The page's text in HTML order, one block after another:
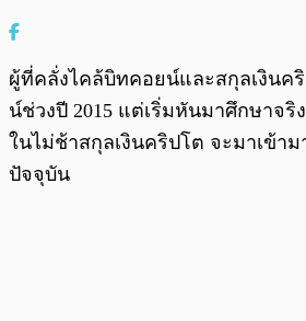
ผู้ที่คลั่งไคล้บิทคอยน์และสกุลเงินค
น์ช่วงปี 2015 แต่เริ่มหันมาศึกษาจริ
ในไม่ช้าสกุลเงินคริปโต จะมาเข้า
ปัจจุบัน